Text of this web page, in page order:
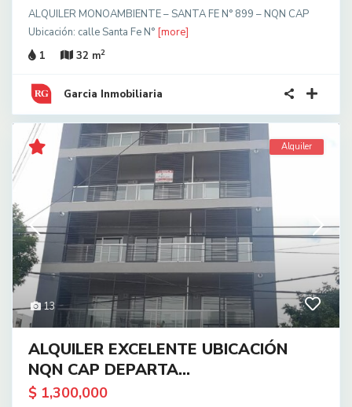
ALQUILER MONOAMBIENTE – SANTA FE N° 899 – NQN CAP
Ubicación: calle Santa Fe N° [more]
1
32 m2
Garcia Inmobiliaria
13
Alquiler
ALQUILER EXCELENTE UBICACIÓN
NQN CAP DEPARTA...
$ 1,300,000